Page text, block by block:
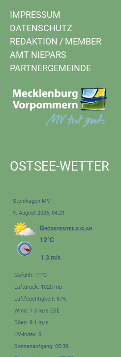
IMPRESSUM
DATENSCHUTZ
REDAKTION / MEMBER
AMT NIEPARS
PARTNERGEMEINDE
OSTSEE-WETTER
Steinhagen-MV
9. August 2026, 04:21
Größtenteils klar
12°C
1.3 m/s
Gefühlt: 11°C
Luftdruck: 1020 mb
Luftfeuchtigkeit: 87%
Wind: 1.3 m/s ESE
Böen: 8.1 m/s
UV-Index: 0
Sonnenaufgang: 05:39